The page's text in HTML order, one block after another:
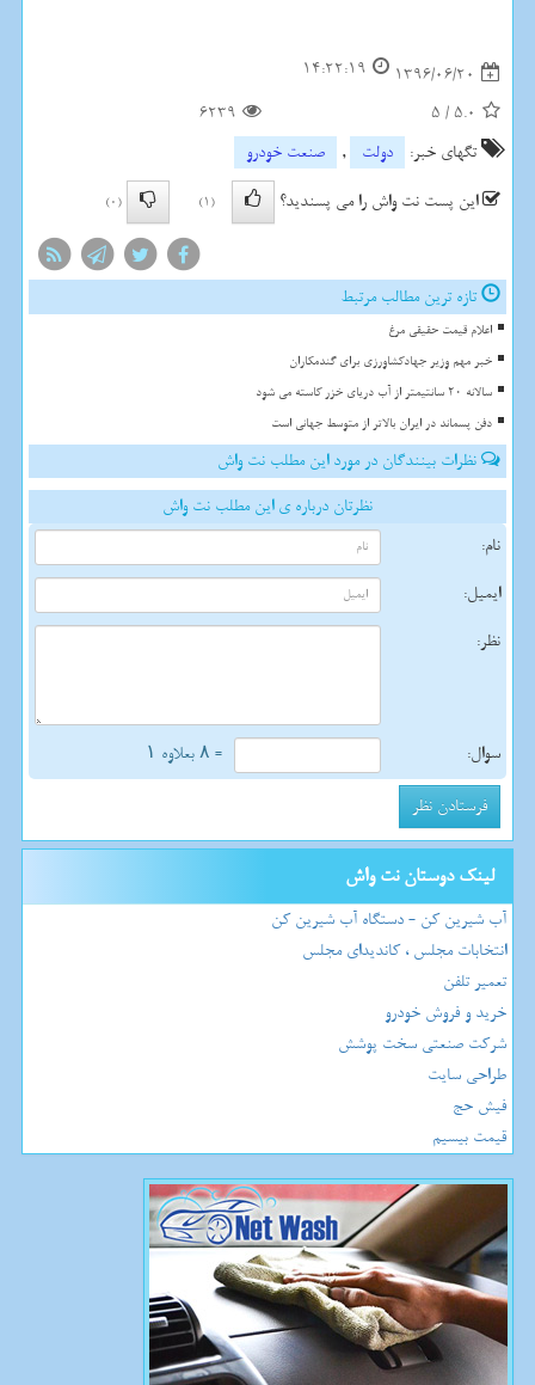
1396/06/20
14:22:19
5.0
/
5
6239
تگهای خبر:
دولت ,
صنعت خودرو
این پست نت واش را می پسندید؟
(1)
(0)
تازه ترین مطالب مرتبط
اعلام قیمت حقیقی مرغ
خبر مهم وزیر جهادکشاورزی برای گندمکاران
سالانه 20 سانتیمتر از آب دریای خزر کاسته می شود
دفن پسماند در ایران بالاتر از متوسط جهانی است
نظرات بینندگان در مورد این مطلب نت واش
نظرتان درباره ی این مطلب نت واش
نام:
ایمیل:
نظر:
سوال: = ۸ بعلاوه ۱
لینک دوستان نت واش
آب شیرین کن - دستگاه آب شیرین کن
انتخابات مجلس ، کاندیدای مجلس
تعمیر تلفن
خرید و فروش خودرو
شرکت صنعتی سخت پوشش
طراحی سایت
فیش حج
قیمت بیسیم